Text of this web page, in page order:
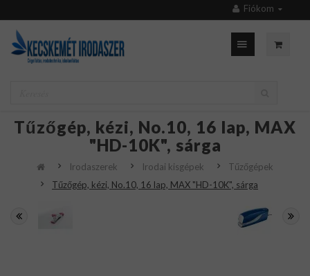
Fiókom
Tűzőgép, kézi, No.10, 16 lap, MAX
"HD-10K", sárga
Irodaszerek Irodai kisgépek
Tűzőgépek
Tűzőgép, kézi, No.10, 16 lap, MAX "HD-10K", sárga